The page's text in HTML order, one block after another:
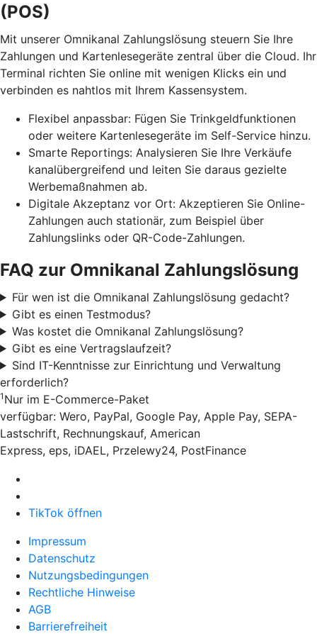
(POS)
Mit unserer Omnikanal Zahlungslösung steuern Sie Ihre
Zahlungen und Kartenlesegeräte zentral über die Cloud. Ihr
Terminal richten Sie online mit wenigen Klicks ein und
verbinden es nahtlos mit Ihrem Kassensystem.
Flexibel anpassbar: Fügen Sie Trinkgeldfunktionen
oder weitere Kartenlesegeräte im Self-Service hinzu.
Smarte Reportings: Analysieren Sie Ihre Verkäufe
kanalübergreifend und leiten Sie daraus gezielte
Werbemaßnahmen ab.
Digitale Akzeptanz vor Ort: Akzeptieren Sie Online-
Zahlungen auch stationär, zum Beispiel über
Zahlungslinks oder QR-Code-Zahlungen.
FAQ zur Omnikanal Zahlungslösung
Für wen ist die Omnikanal Zahlungslösung gedacht?
Gibt es einen Testmodus?
Was kostet die Omnikanal Zahlungslösung?
Gibt es eine Vertragslaufzeit?
Sind IT-Kenntnisse zur Einrichtung und Verwaltung
erforderlich?
1 Nur im E-Commerce-Paket
verfügbar: Wero, PayPal, Google Pay, Apple Pay, SEPA-
Lastschrift, Rechnungskauf, American
Express, eps, iDAEL, Przelewy24, PostFinance
TikTok öffnen
Impressum
Datenschutz
Nutzungsbedingungen
Rechtliche Hinweise
AGB
Barrierefreiheit